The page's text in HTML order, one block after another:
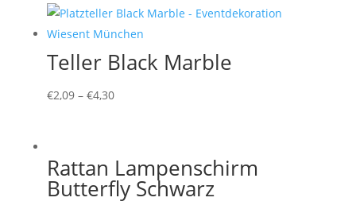
Teller Black Marble
€2,09– €4,30
Rattan Lampenschirm
Butterfly Schwarz